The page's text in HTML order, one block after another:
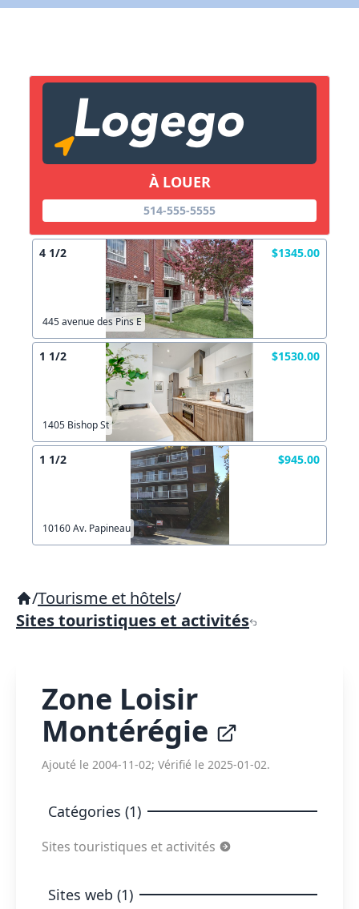
À LOUER
514-555-5555
4 1/2 $1345.00
445 avenue des Pins E
1 1/2 $1530.00
1405 Bishop St
1 1/2 $945.00
10160 Av. Papineau
/Tourisme et hôtels/
Sites touristiques et activités
Zone Loisir
Montérégie
Ajouté le 2004-11-02; Vérifié le 2025-01-02.
Catégories (1)
Sites touristiques et activités
Sites web (1)
Copier lien
X Fermer Envoyez